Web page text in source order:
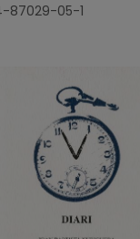
87029-05-1